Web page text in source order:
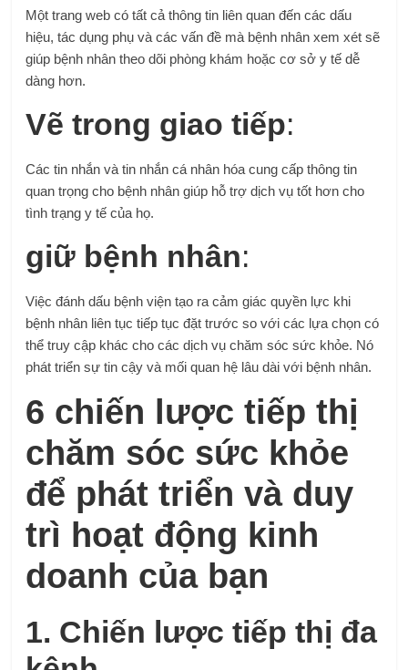
Một trang web có tất cả thông tin liên quan đến các dấu
hiệu, tác dụng phụ và các vấn đề mà bệnh nhân xem xét sẽ
giúp bệnh nhân theo dõi phòng khám hoặc cơ sở y tế dễ
dàng hơn.
Vẽ trong giao tiếp:
Các tin nhắn và tin nhắn cá nhân hóa cung cấp thông tin
quan trọng cho bệnh nhân giúp hỗ trợ dịch vụ tốt hơn cho
tình trạng y tế của họ.
giữ bệnh nhân:
Việc đánh dấu bệnh viện tạo ra cảm giác quyền lực khi
bệnh nhân liên tục tiếp tục đặt trước so với các lựa chọn có
thể truy cập khác cho các dịch vụ chăm sóc sức khỏe. Nó
phát triển sự tin cậy và mối quan hệ lâu dài với bệnh nhân.
6 chiến lược tiếp thị
chăm sóc sức khỏe
để phát triển và duy
trì hoạt động kinh
doanh của bạn
1. Chiến lược tiếp thị đa